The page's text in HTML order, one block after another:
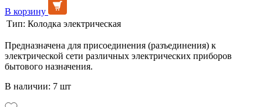
В корзину
Тип: Колодка электрическая
Предназначена для присоединения (разъединения) к
электрической сети различных электрических приборов
бытового назначения.
В наличии: 7 шт